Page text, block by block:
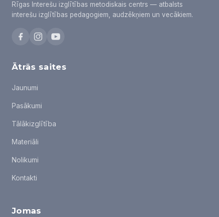
Rīgas Interešu izglītības metodiskais centrs — atbalsts
interešu izglītības pedagogiem, audzēkņiem un vecākiem.
Ātrās saites
Jaunumi
Pasākumi
Tālākizglītība
Materiāli
Nolikumi
Kontakti
Jomas